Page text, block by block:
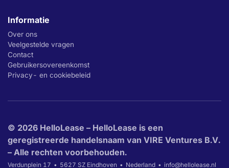
Informatie
Over ons
Veelgestelde vragen
Contact
Gebruikersovereenkomst
Privacy- en cookiebeleid
© 2026 HelloLease – HelloLease is een
geregistreerde handelsnaam van VIRE Ventures B.V.
– Alle rechten voorbehouden.
Verdunplein 17 5627 SZ Eindhoven Nederland info@hellolease.nl